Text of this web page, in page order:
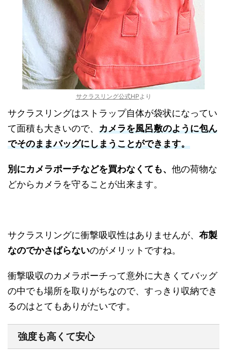
サクラスリング公式HP より
サクラスリングはストラップ自体が袋状になってい
て面積も大きいので、 カメラを風呂敷のように包ん
でそのままバッグにしまうことができます。
別にカメラポーチなどを買わなくても、 他の荷物な
どからカメラを守ることが出来ます。
サクラスリングに衝撃吸収性はありませんが、 布製
なのでかさばらないのがメリットですね。
衝撃吸収のカメラポーチって意外に大きくてバッグ
の中でも場所を取りがちなので、すっきり収納でき
るのはとてもありがたいです。
強度も高くて安心